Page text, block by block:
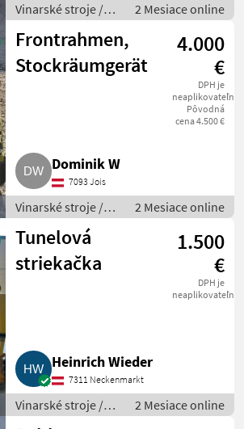
Vinarské stroje /
Ostatné stroje na
vinohradníctvo
2 Mesiace online
Frontrahmen,
Stockräumgerät
4.000
€
DPH je
neaplikovateľné
Pôvodná
cena 4.500 €
Dominik W
7093 Jois
Vinarské stroje /
Ostatné stroje na
vinohradníctvo
2 Mesiace online
Tunelová
striekačka
1.500
€
DPH je
neaplikovateľné
Heinrich Wieder
7311 Neckenmarkt
Vinarské stroje /
Ostatné stroje na
2 Mesiace online